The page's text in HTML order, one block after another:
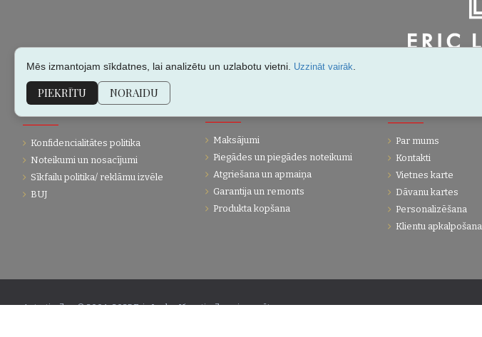
Konfidencialitātes politika
Noteikumi un nosacījumi
Sīkfailu politika/ reklāmu izvēle
BUJ
Maksājumi
Piegādes un piegādes noteikumi
Atgriešana un apmaiņa
Garantija un remonts
Produkta kopšana
Par mums
Kontakti
Vietnes karte
Dāvanu kartes
Personalizēšana
Klientu apkalpošana
Autortiesības © 2004-2025 Eric Lasko. Visas tiesības aizsargātas.
Mēs izmantojam sīkdatnes, lai analizētu un uzlabotu vietni. Uzzināt vairāk
PIEKRĪTU NORAIDU